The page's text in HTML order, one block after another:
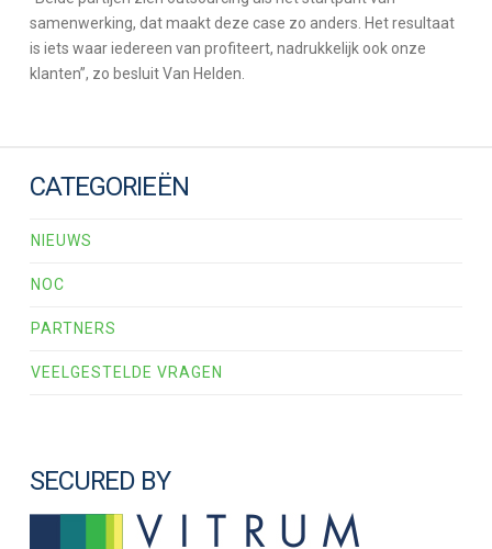
samenwerking, dat maakt deze case zo anders. Het resultaat
is iets waar iedereen van profiteert, nadrukkelijk ook onze
klanten”, zo besluit Van Helden.
CATEGORIEËN
NIEUWS
NOC
PARTNERS
VEELGESTELDE VRAGEN
SECURED BY